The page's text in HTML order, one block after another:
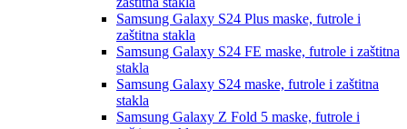
Samsung Galaxy S24 Plus maske, futrole i
zaštitna stakla
Samsung Galaxy S24 FE maske, futrole i zaštitna
stakla
Samsung Galaxy S24 maske, futrole i zaštitna
stakla
Samsung Galaxy Z Fold 5 maske, futrole i